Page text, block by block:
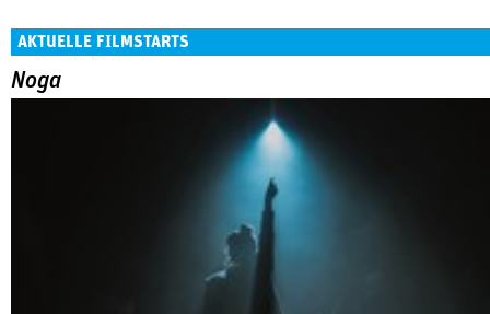
AKTUELLE FILMSTARTS
Noga